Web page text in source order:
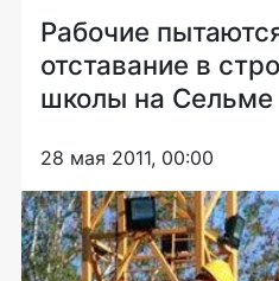
Рабочие
отставание в
школы на Сельме
28 мая 2011, 00:00